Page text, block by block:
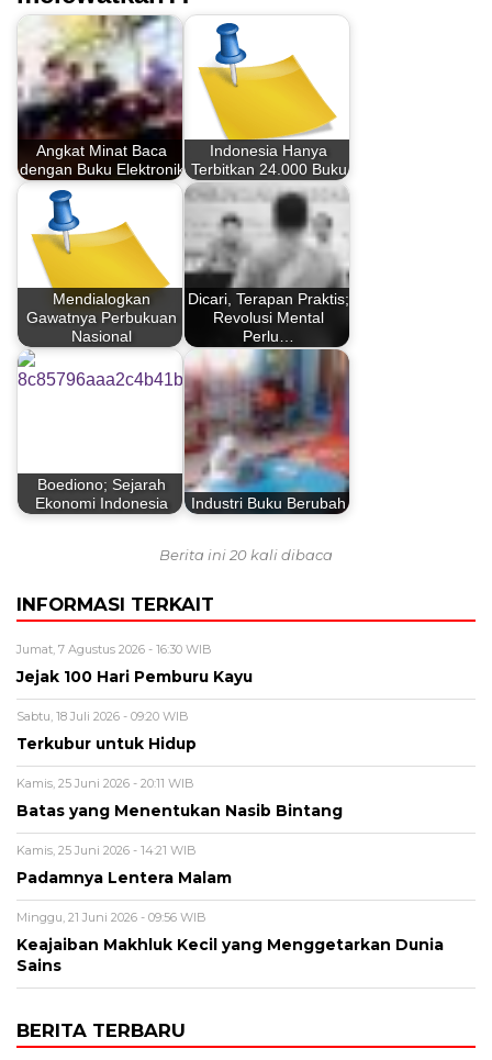
Angkat Minat Baca
dengan Buku Elektronik
Indonesia Hanya
Terbitkan 24.000 Buku
Mendialogkan
Gawatnya Perbukuan
Nasional
Dicari, Terapan Praktis;
Revolusi Mental
Perlu…
Boediono; Sejarah
Ekonomi Indonesia
Industri Buku Berubah
Berita ini 20 kali dibaca
INFORMASI TERKAIT
Jumat, 7 Agustus 2026 - 16:30 WIB
Jejak 100 Hari Pemburu Kayu
Sabtu, 18 Juli 2026 - 09:20 WIB
Terkubur untuk Hidup
Kamis, 25 Juni 2026 - 20:11 WIB
Batas yang Menentukan Nasib Bintang
Kamis, 25 Juni 2026 - 14:21 WIB
Padamnya Lentera Malam
Minggu, 21 Juni 2026 - 09:56 WIB
Keajaiban Makhluk Kecil yang Menggetarkan Dunia
Sains
BERITA TERBARU